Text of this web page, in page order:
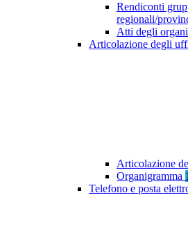
Rendiconti
regionali/
Atti degli
Articolazione degli
Articolazione
Organigramma 1
Telefono e posta